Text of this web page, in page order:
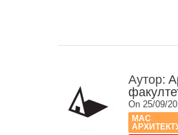
Аутор:
On 25/09/
МАС